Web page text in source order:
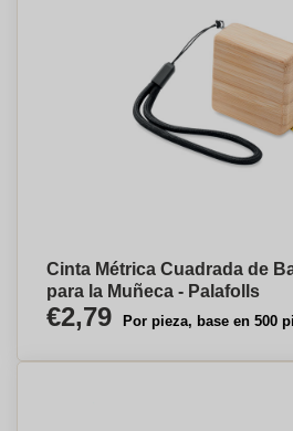
Cinta Métrica Cuadrada de
para la Muñeca - Palafolls
€2,79 Por pieza, base en 500